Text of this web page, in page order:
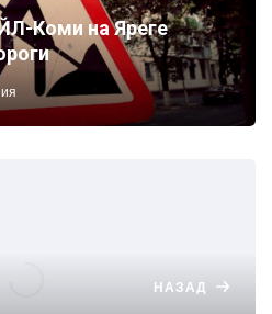
Коми на Яреге
НАЗАД